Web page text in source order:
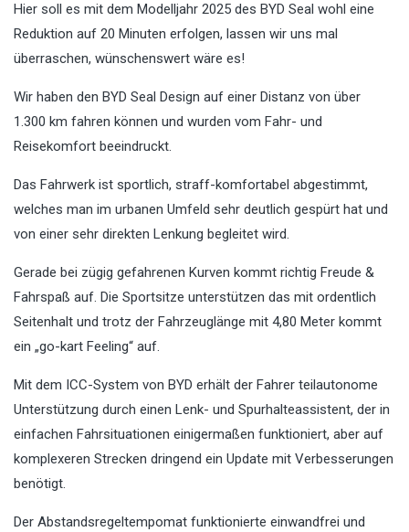
Hier soll es mit dem Modelljahr 2025 des BYD Seal wohl eine
Reduktion auf 20 Minuten erfolgen, lassen wir uns mal
überraschen, wünschenswert wäre es!
Wir haben den BYD Seal Design auf einer Distanz von über
1.300 km fahren können und wurden vom Fahr- und
Reisekomfort beeindruckt.
Das Fahrwerk ist sportlich, straff-komfortabel abgestimmt,
welches man im urbanen Umfeld sehr deutlich gespürt hat und
von einer sehr direkten Lenkung begleitet wird.
Gerade bei zügig gefahrenen Kurven kommt richtig Freude &
Fahrspaß auf. Die Sportsitze unterstützen das mit ordentlich
Seitenhalt und trotz der Fahrzeuglänge mit 4,80 Meter kommt
ein „go-kart Feeling“ auf.
Mit dem ICC-System von BYD erhält der Fahrer teilautonome
Unterstützung durch einen Lenk- und Spurhalteassistent, der in
einfachen Fahrsituationen einigermaßen funktioniert, aber auf
komplexeren Strecken dringend ein Update mit Verbesserungen
benötigt.
Der Abstandsregeltempomat funktionierte einwandfrei und